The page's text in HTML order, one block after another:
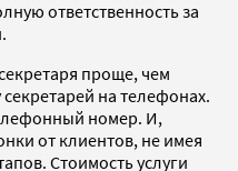
ответственность за
проще, чем
на телефонах.
номер. И,
от клиентов, не имея
Стоимость услуги